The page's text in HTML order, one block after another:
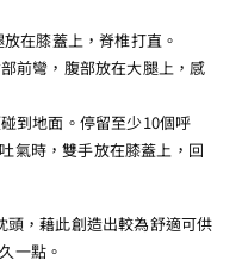
在膝蓋上，脊椎打直。
前彎，腹部放在大腿上，感
到地面。停留至少10個呼
氣時，雙手放在膝蓋上，回
，藉此創造出較為舒適可供
一點。